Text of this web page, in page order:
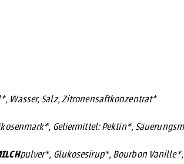
Wasser, Salz, Zitronensaftkonzentrat*
Geliermittel: Pektin*,
pulver*, Glukosesirup*, Bourbon